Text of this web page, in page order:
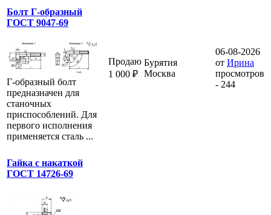
Болт Г-образный
ГОСТ 9047-69
Г-образный болт
предназначен для
станочных
приспособлений. Для
первого исполнения
применяется сталь ...
Продаю
1 000 ₽
Бурятия
Москва
06-08-2026
от Ирина
просмотров
- 244
Гайка с накаткой
ГОСТ 14726-69